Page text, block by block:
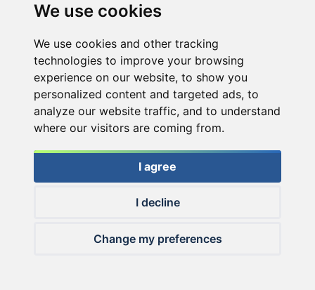
We use cookies
We use cookies and other tracking
technologies to improve your browsing
experience on our website, to show you
personalized content and targeted ads, to
analyze our website traffic, and to understand
where our visitors are coming from.
I agree
I decline
Change my preferences